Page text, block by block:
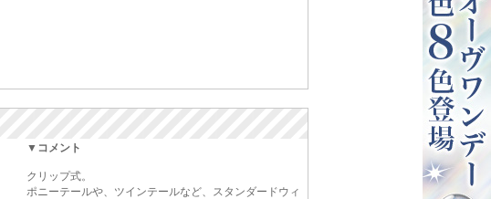
▼コメント
クリップ式。
ポニーテールや、ツインテールなど、スタンダードウィ